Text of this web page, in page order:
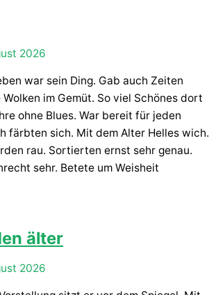
2026
war sein Ding. Gab auch Zeiten
im Gemüt. So viel Schönes dort
ohne Blues. War bereit für jeden
färbten sich. Mit dem Alter Helles wich.
rau. Sortierten ernst sehr genau.
sehr. Betete um Weisheit
älter
2026